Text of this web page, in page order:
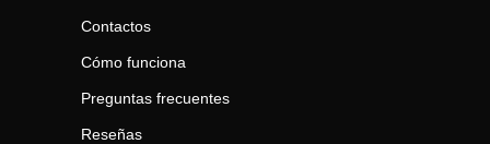
Contactos
Cómo funciona
Preguntas frecuentes
Reseñas